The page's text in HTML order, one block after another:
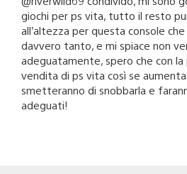
giochi per ps vita, tutto il resto
all’altezza per questa console
davvero tanto, e mi spiace non
adeguatamente, spero che con la
vendita di ps vita così se
smetteranno di snobbarla e
adeguati!